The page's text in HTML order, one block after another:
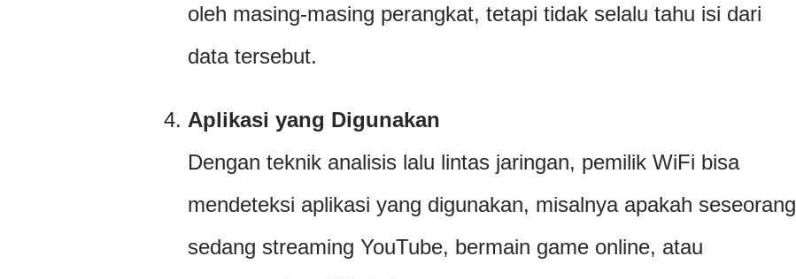
oleh masing-masing perangkat, tetapi tidak selalu tahu isi dari
data tersebut.
Aplikasi yang Digunakan
Dengan teknik analisis lalu lintas jaringan, pemilik WiFi bisa
mendeteksi aplikasi yang digunakan, misalnya apakah seseorang
sedang streaming YouTube, bermain game online, atau